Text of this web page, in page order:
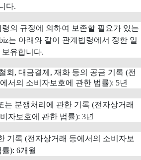
다.
의 규정에 의하여 보존할 필요가 있는
는 아래와 같이 관계법령에서 정한 일
유합니다.
회, 대금결제, 재화 등의 공금 기록 (전
서의 소비자보호에 관한 법률): 5년
는 분쟁처리에 관한 기록 (전자상거래
자보호에 관한 법률): 3년
기록 (전자상거래 등에서의 소비자보
): 6개월